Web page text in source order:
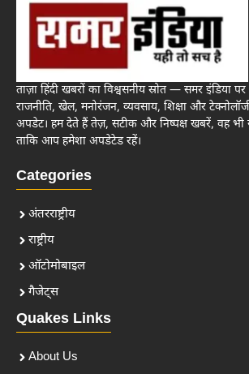
ताज़ा हिंदी खबरों का विश्वसनीय स्रोत — समर इंडिया पर पढ़ें
राजनीति, खेल, मनोरंजन, व्यवसाय, शिक्षा और
अपडेट। हम देते हैं तेज़, सटीक और निष्पक्ष खबरें, वह भी
ताकि आप हमेशा अपडेटेड रहें।
Categories
अंतरराष्ट्रीय
राष्ट्रीय
ऑटोमोबाइल
गैजेट्स
Quakes Links
About Us